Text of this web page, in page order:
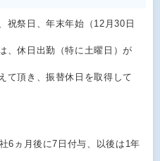
祝祭日、年末年始（12月30日
、休日出勤（特に土曜日）が
て頂き、振替休日を取得して
ヵ月後に7日付与、以後は1年